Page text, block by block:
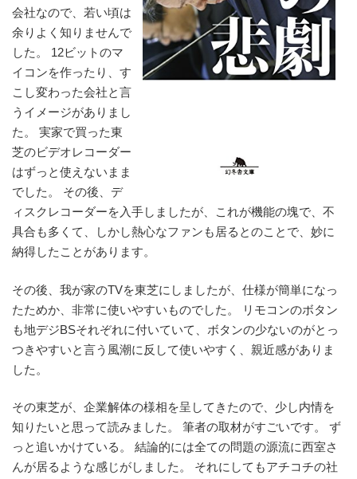
会社なので、若い頃は
余りよく知りませんで
した。 12ビットのマ
イコンを作ったり、す
こし変わった会社と言
うイメージがありまし
た。 実家で買った東
芝のビデオレコーダー
はずっと使えないまま
でした。 その後、デ
ィスクレコーダーを入手しましたが、これが機能の塊で、不
具合も多くて、しかし熱心なファンも居るとのことで、妙に
納得したことがあります。
その後、我が家のTVを東芝にしましたが、仕様が簡単になっ
たためか、非常に使いやすいものでした。 リモコンのボタン
も地デジBSそれぞれに付いていて、ボタンの少ないのがとっ
つきやすいと言う風潮に反して使いやすく、親近感がありま
した。
その東芝が、企業解体の様相を呈してきたので、少し内情を
知りたいと思って読みました。 筆者の取材がすごいです。 ず
っと追いかけている。 結論的には全ての問題の源流に西室さ
んが居るような感じがしました。 それにしてもアチコチの社